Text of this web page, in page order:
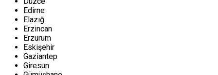
Edirne
Elazığ
Erzincan
Erzurum
Eskişehir
Gaziantep
Giresun